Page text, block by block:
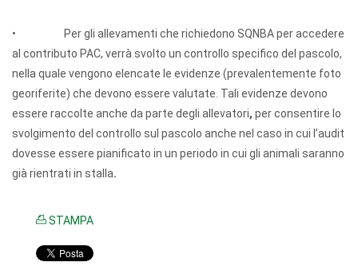
• Per gli allevamenti che richiedono SQNBA per accedere
al contributo PAC, verrà svolto un controllo specifico del pascolo,
nella quale vengono elencate le evidenze (prevalentemente foto
georiferite) che devono essere valutate. Tali evidenze devono
essere raccolte anche da parte degli allevatori, per consentire lo
svolgimento del controllo sul pascolo anche nel caso in cui l’audit
dovesse essere pianificato in un periodo in cui gli animali saranno
già rientrati in stalla.
STAMPA